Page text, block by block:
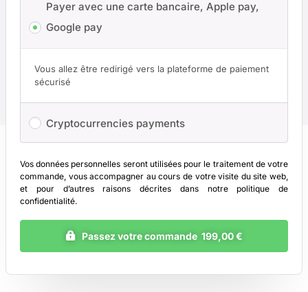
Payer avec une carte bancaire, Apple pay,
Google pay
Vous allez être redirigé vers la plateforme de paiement
sécurisé
Cryptocurrencies payments
Vos données personnelles seront utilisées pour le traitement de votre
commande, vous accompagner au cours de votre visite du site web,
et pour d’autres raisons décrites dans notre politique de
confidentialité.
Passez votre commande 199,00 €